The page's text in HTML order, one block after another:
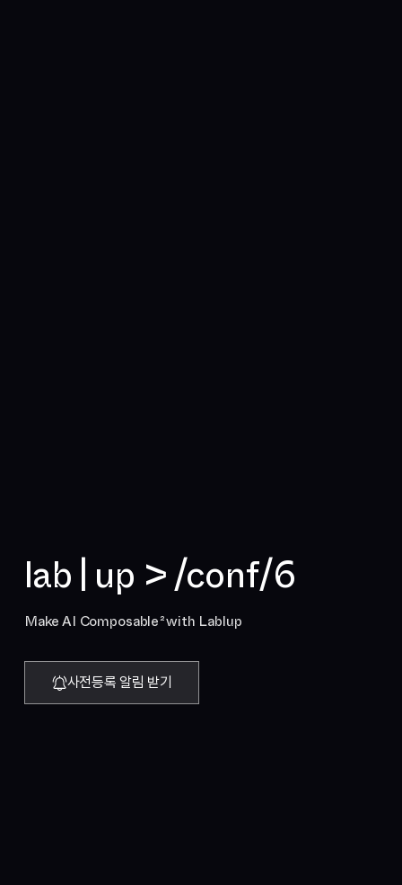
a b u p > / co n / 6
Make AI Composable
2
with Lablup
사전등록 알림 받기